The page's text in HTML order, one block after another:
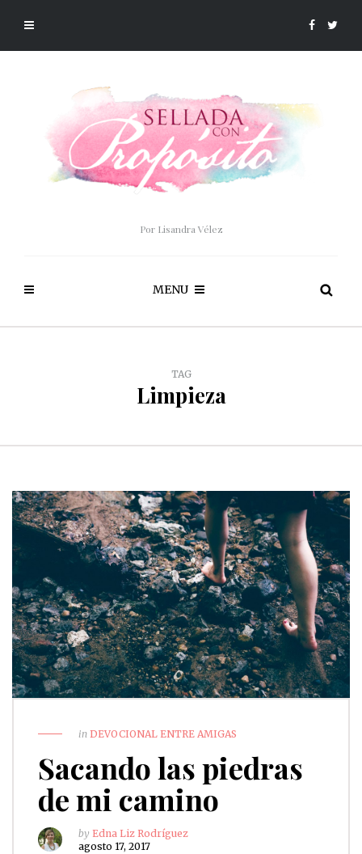
Por Lisandra Vélez
MENU
TAG
Limpieza
in DEVOCIONAL ENTRE AMIGAS
Sacando las piedras
de mi camino
by Edna Liz Rodríguez
agosto 17, 2017